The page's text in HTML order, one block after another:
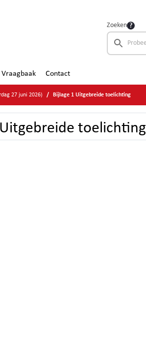
Zoeken
Vraagbaak Contact
27 juni 2026) Bijlage 1 Uitgebreide toelichting
toelichting